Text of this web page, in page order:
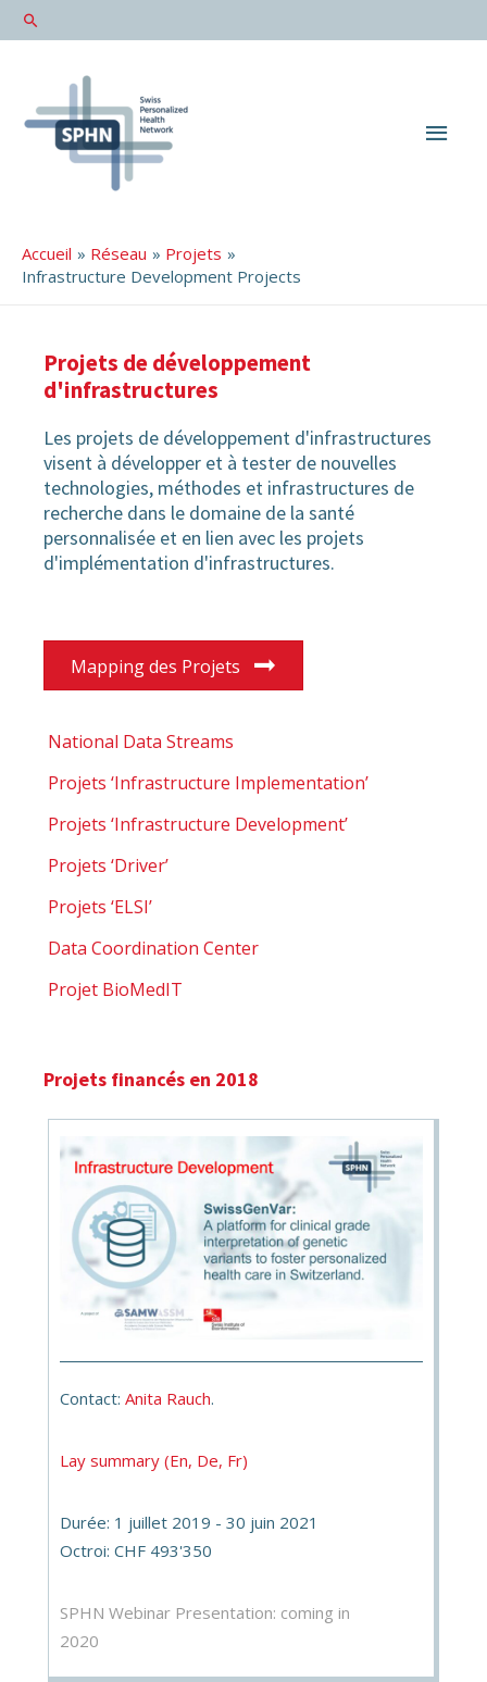
Accueil Réseau
Projets
Infrastructure Development Projects
Projets de développement
d'infrastructures
Les projets de développement d'infrastructures
visent à développer et à tester de nouvelles
technologies, méthodes et infrastructures de
recherche dans le domaine de la santé
personnalisée et en lien avec les projets
d'implémentation d'infrastructures.
Mapping des Projets
National Data Streams
Projets ‘Infrastructure Implementation’
Projets ‘Infrastructure Development’
Projets ‘Driver’
Projets ‘ELSI’
Data Coordination Center
Projet BioMedIT
Projets financés en 2018
Contact: Anita Rauch.
Lay summary (En, De, Fr)
Durée: 1 juillet 2019 - 30 juin 2021
Octroi: CHF 493'350
SPHN Webinar Presentation: coming in
2020